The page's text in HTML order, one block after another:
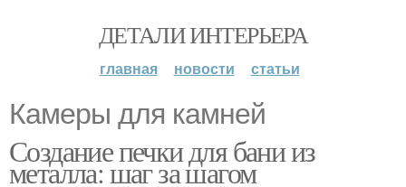
ДЕТАЛИ ИНТЕРЬЕРА
главная новости статьи
Камеры для камней
Создание печки для бани из
металла: шаг за шагом